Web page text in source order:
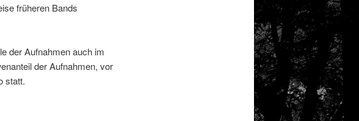
früheren Bands
der Aufnahmen auch im
der Aufnahmen, vor
statt.